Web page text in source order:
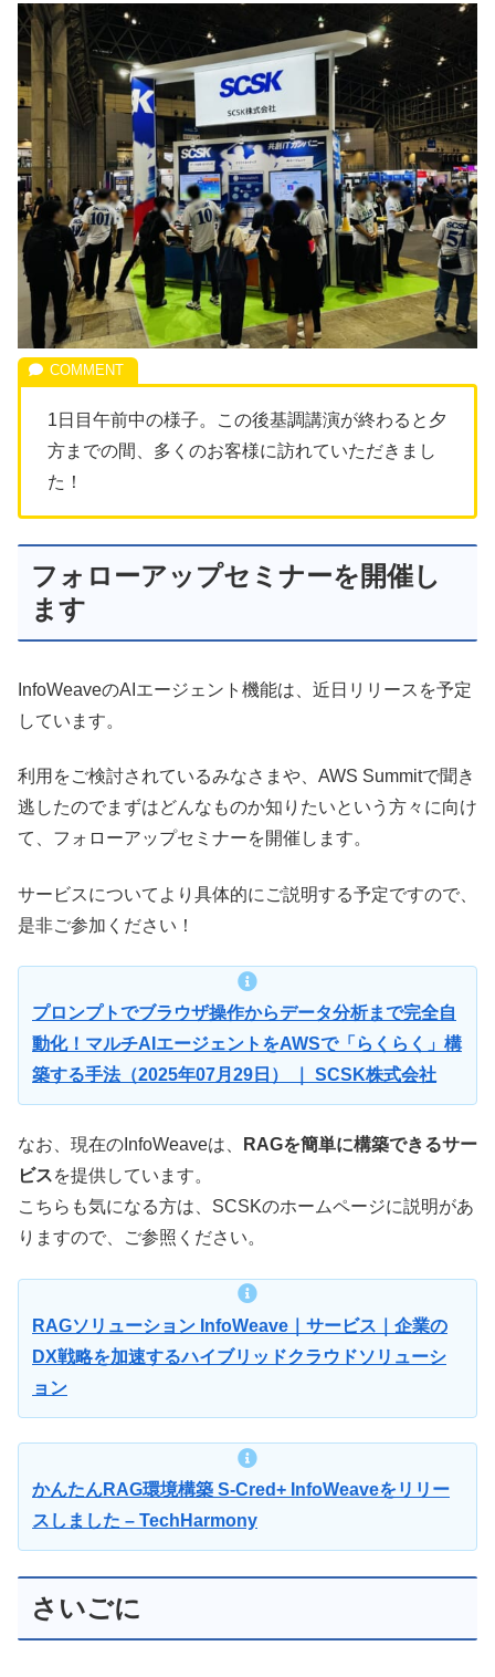
1日目午前中の様子。この後基調講演が終わると夕
方までの間、多くのお客様に訪れていただきまし
た！
フォローアップセミナーを開催し
ます
InfoWeaveのAIエージェント機能は、近日リリースを予定
しています。
利用をご検討されているみなさまや、AWS Summitで聞き
逃したのでまずはどんなものか知りたいという方々に向け
て、フォローアップセミナーを開催します。
サービスについてより具体的にご説明する予定ですので、
是非ご参加ください！
プロンプトでブラウザ操作からデータ分析まで完全自
動化！マルチAIエージェントをAWSで「らくらく」構
築する手法（2025年07月29日） ｜ SCSK株式会社
なお、現在のInfoWeaveは、
RAGを簡単に構築できるサー
ビスを提供しています。
こちらも気になる方は、SCSKのホームページに説明があ
りますので、ご参照ください。
RAGソリューション InfoWeave｜サービス｜企業の
DX戦略を加速するハイブリッドクラウドソリューシ
ョン
かんたんRAG環境構築 S-Cred+ InfoWeaveをリリー
スしました – TechHarmony
さいごに